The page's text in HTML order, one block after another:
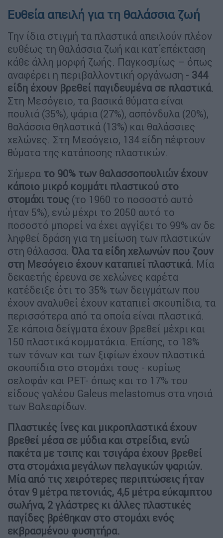
Ευθεία απειλή για τη θαλάσσια ζωή
Την ίδια στιγμή τα πλαστικά απειλούν πλέον
ευθέως τη θαλάσσια ζωή και κατ΄επέκταση
κάθε άλλη μορφή ζωής. Παγκοσμίως – όπως
αναφέρει η περιβαλλοντική οργάνωση - 344
είδη έχουν βρεθεί παγιδευμένα σε πλαστικά.
Στη Μεσόγειο, τα βασικά θύματα είναι
πουλιά (35%), ψάρια (27%), ασπόνδυλα (20%),
θαλάσσια θηλαστικά (13%) και θαλάσσιες
χελώνες. Στη Μεσόγειο, 134 είδη πέφτουν
θύματα της κατάποσης πλαστικών.
Σήμερα το 90% των θαλασσοπουλιών έχουν
κάποιο μικρό κομμάτι πλαστικού στο
στομάχι τους (το 1960 το ποσοστό αυτό
ήταν 5%), ενώ μέχρι το 2050 αυτό το
ποσοστό μπορεί να έχει αγγίξει το 99% αν δε
ληφθεί δράση για τη μείωση των πλαστικών
στη θάλασσα. Όλα τα είδη χελωνών που ζουν
στη Μεσόγειο έχουν καταπιεί πλαστικά. Μία
δεκαετής έρευνα σε χελώνες καρέτα
κατέδειξε ότι το 35% των δειγμάτων που
έχουν αναλυθεί έχουν καταπιεί σκουπίδια, τα
περισσότερα από τα οποία είναι πλαστικά.
Σε κάποια δείγματα έχουν βρεθεί μέχρι και
150 πλαστικά κομματάκια. Επίσης, το 18%
των τόνων και των ξιφίων έχουν πλαστικά
σκουπίδια στο στομάχι τους - κυρίως
σελοφάν και PET- όπως και το 17% του
είδους γαλέου Galeus melastomus στα νησιά
των Βαλεαρίδων.
Πλαστικές ίνες και μικροπλαστικά έχουν
βρεθεί μέσα σε μύδια και στρείδια, ενώ
πακέτα με τσιπς και τσιγάρα έχουν βρεθεί
στα στομάχια μεγάλων πελαγικών ψαριών.
Μία από τις χειρότερες περιπτώσεις ήταν
όταν 9 μέτρα πετονιάς, 4,5 μέτρα εύκαμπτου
σωλήνα, 2 γλάστρες κι άλλες πλαστικές
παγίδες βρέθηκαν στο στομάχι ενός
εκβρασμένου φυσητήρα.